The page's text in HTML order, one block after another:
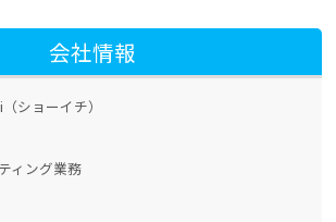
会社情報
ショーイチ）
ィング業務